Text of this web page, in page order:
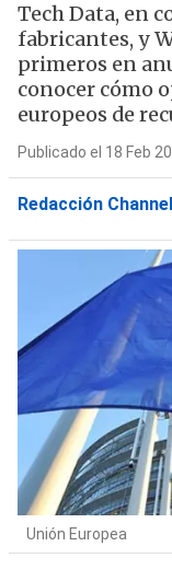
Tech Data, en
fabricantes, y
primeros en
conocer cómo
europeos de
Publicado el 18 Feb
Redacción
Unión Europea